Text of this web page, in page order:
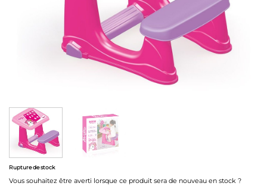
Rupture de stock
Vous souhaitez être averti lorsque ce produit sera de nouveau en stock ?